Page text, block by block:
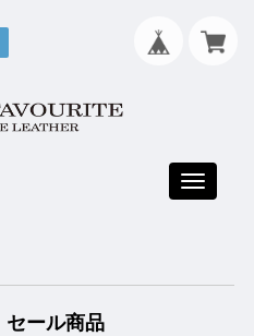
Toggle
セール商品